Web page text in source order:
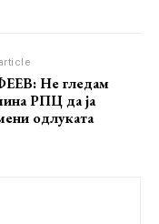
Не гледам
РПЦ да ја
одлуката